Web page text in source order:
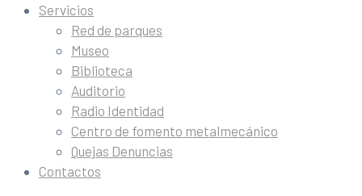
Servicios
Red de parques
Museo
Biblioteca
Auditorio
Radio Identidad
Centro de fomento metalmecánico
Quejas Denuncias
Contactos